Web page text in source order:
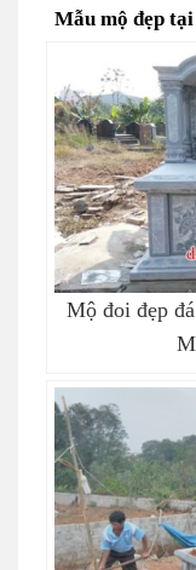
Mẫu mộ đẹp
Mộ đoi đẹp